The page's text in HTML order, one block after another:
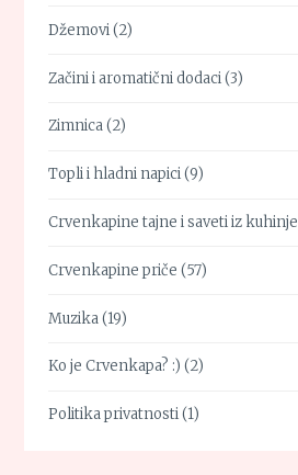
Džemovi(2)
Začini i aromatični dodaci(3)
Zimnica(2)
Topli i hladni napici(9)
Crvenkapine tajne i saveti iz kuhinje
Crvenkapine priče (57)
Muzika(19)
Ko je Crvenkapa? :) (2)
Politika privatnosti(1)